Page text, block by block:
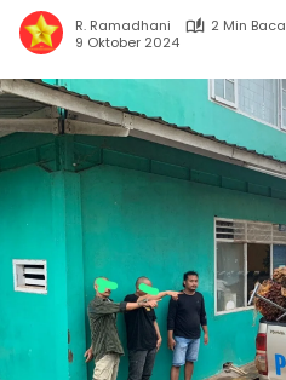
R. Ramadhani
2 Min Baca
9 Oktober 2024